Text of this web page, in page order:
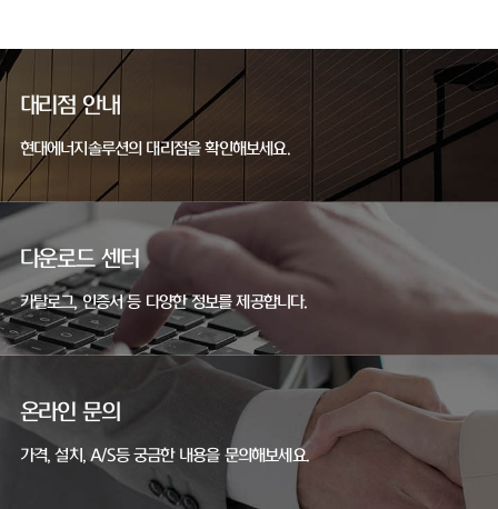
대리점 안내
현대에너지솔루션의 대리점을 확인해보세요.
다운로드 센터
카탈로그, 인증서 등 다양한 정보를 제공합니다.
온라인 문의
가격, 설치, A/S등 궁금한 내용을 문의해보세요.